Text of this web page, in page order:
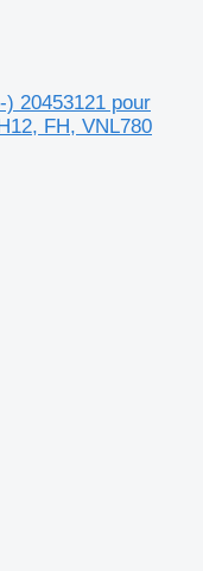
20453121 pour
FH, VNL780